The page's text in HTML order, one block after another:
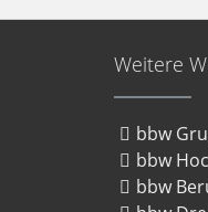
Weitere
bbw
bbw
bbw